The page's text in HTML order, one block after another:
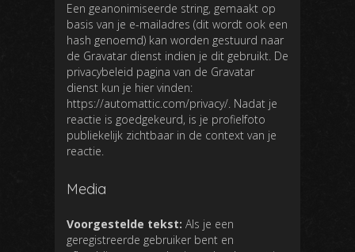
Een geanonimiseerde string, gemaakt op
basis van je e-mailadres (dit wordt ook een
hash genoemd) kan worden gestuurd naar
de Gravatar dienst indien je dit gebruikt. De
privacybeleid pagina van de Gravatar
dienst kun je hier vinden:
https://automattic.com/privacy/. Nadat je
reactie is goedgekeurd, is je profielfoto
publiekelijk zichtbaar in de context van je
reactie.
Media
Voorgestelde tekst: Als je een
geregistreerde gebruiker bent en